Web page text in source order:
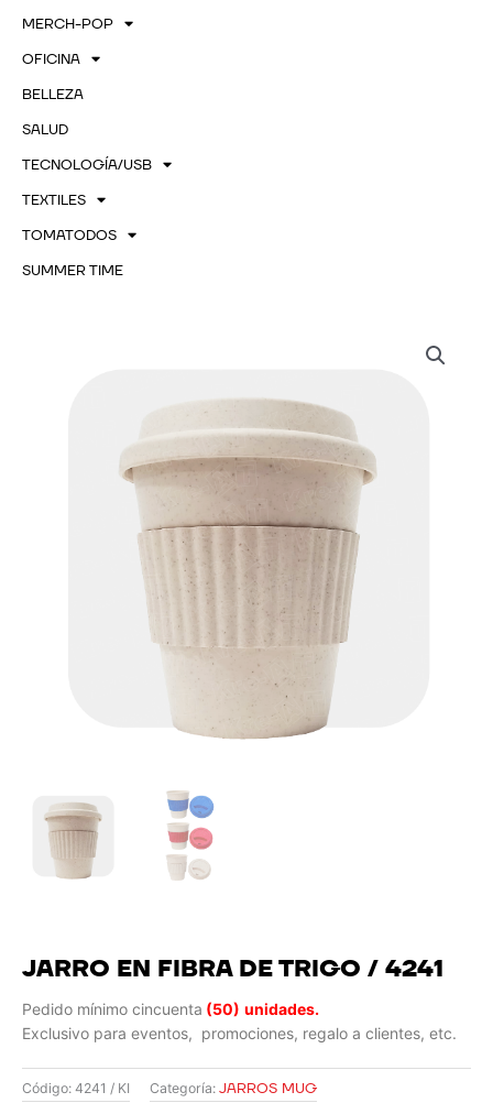
MERCH-POP
OFICINA
BELLEZA
SALUD
TECNOLOGÍA/USB
TEXTILES
TOMATODOS
SUMMER TIME
JARRO EN FIBRA DE TRIGO / 4241
Pedido mínimo cincuenta (50) unidades.
Exclusivo para eventos, promociones, regalo a clientes, etc.
Código: 4241 / KI Categoría: JARROS MUG